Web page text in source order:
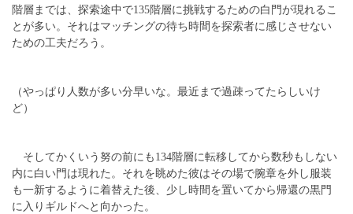
階層までは、探索途中で135階層に挑戦するための白門が現れるこ
とが多い。それはマッチングの待ち時間を探索者に感じさせない
ための工夫だろう。
（やっぱり人数が多い分早いな。最近まで過疎ってたらしいけ
ど）
そしてかくいう努の前にも134階層に転移してから数秒もしない
内に白い門は現れた。それを眺めた彼はその場で腕章を外し服装
も一新するように着替えた後、少し時間を置いてから帰還の黒門
に入りギルドへと向かった。